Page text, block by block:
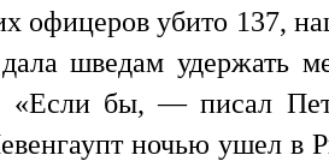
офицеров убито 137,
шведам удержать
«Если бы, — писал
ночью ушел в